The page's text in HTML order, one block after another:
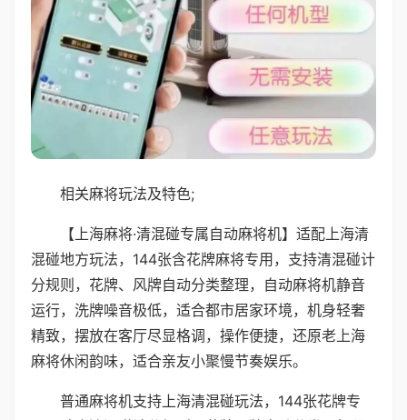
相关麻将玩法及特色;
【上海麻将·清混碰专属自动麻将机】适配上海清
混碰地方玩法，144张含花牌麻将专用，支持清混碰计
分规则，花牌、风牌自动分类整理，自动麻将机静音
运行，洗牌噪音极低，适合都市居家环境，机身轻奢
精致，摆放在客厅尽显格调，操作便捷，还原老上海
麻将休闲韵味，适合亲友小聚慢节奏娱乐。
普通麻将机支持上海清混碰玩法，144张花牌专